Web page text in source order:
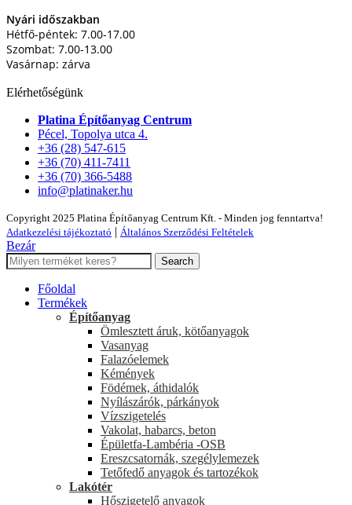
Nyári időszakban
Hétfő-péntek: 7.00-17.00
Szombat: 7.00-13.00
Vasárnap: zárva
Elérhetőségünk
Platina Építőanyag Centrum
Pécel, Topolya utca 4.
+36 (28) 547-615
+36 (70) 411-7411
+36 (70) 366-5488
info@platinaker.hu
Copyright 2025 Platina Építőanyag Centrum Kft. - Minden jog fenntartva!
Adatkezelési tájékoztató
Általános Szerződési Feltételek
Bezár
Search
Főoldal
Termékek
Építőanyag
Ömlesztett áruk, kötőanyagok
Vasanyag
Falazóelemek
Kémények
Födémek, áthidalók
Nyílászárók, párkányok
Vízszigetelés
Vakolat, habarcs, beton
Épületfa-Lambéria -OSB
Ereszcsatornák, szegélylemezek
Tetőfedő anyagok és tartozékok
Lakótér
Hőszigetelő anyagok